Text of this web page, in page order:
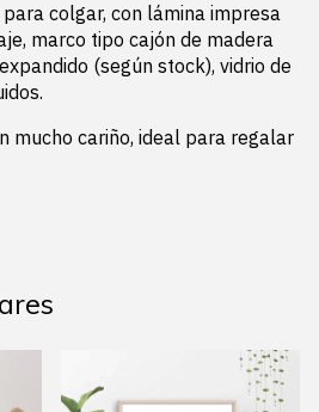
colgar, con lámina impresa
marco tipo cajón de madera
(según stock), vidrio de
mucho cariño, ideal para regalar